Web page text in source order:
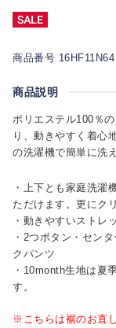
商品番号 16HF11N64
商品説明
ポリエステル100％
り、動きやすく着心
の洗濯機で簡単に洗
・上下とも家庭洗濯
ただけます。更にク
・動きやすいストレ
・2つボタン・セン
クパンツ
・10month生地は夏
す。
※こちらは裾のお直